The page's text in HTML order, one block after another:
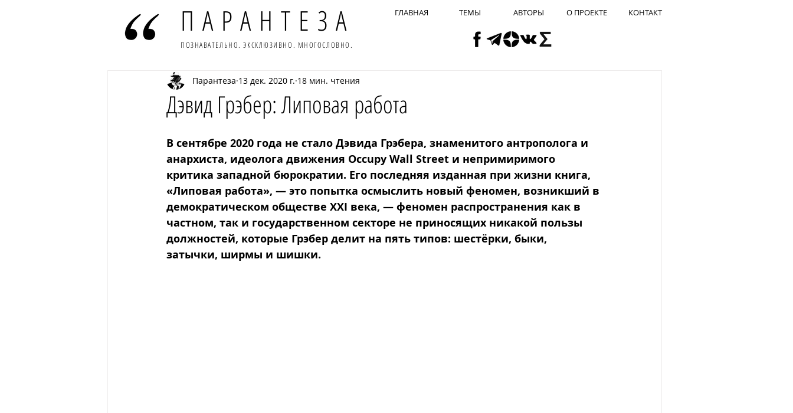
ПАРАНТЕЗА
ПОЗНАВАТЕЛЬНО. ЭКСКЛЮЗИВНО. МНОГОСЛОВНО.
ГЛАВНАЯ ТЕМЫ АВТОРЫ О ПРОЕКТЕ КОНТАКТ
Дэвид Грэбер: Липовая работа
Парантеза 13 дек. 2020 г. 18 мин. чтения
В сентябре 2020 года не стало Дэвида Грэбера, знаменитого антрополога и
анархиста, идеолога движения Occupy Wall Street и непримиримого
критика западной бюрократии. Его последняя изданная при жизни книга,
«Липовая работа», — это попытка осмыслить новый феномен, возникший в
демократическом обществе XXI века, — феномен распространения как в
частном, так и государственном секторе не приносящих никакой пользы
должностей, которые Грэбер делит на пять типов: шестёрки, быки,
затычки, ширмы и шишки.